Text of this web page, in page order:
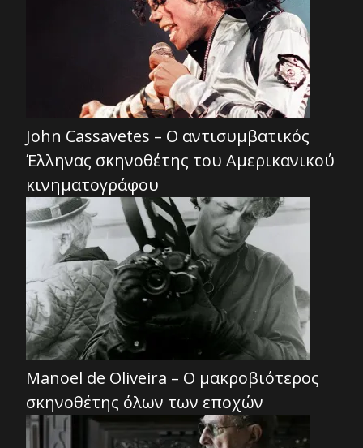
John Cassavetes – Ο αντισυμβατικός
Έλληνας σκηνοθέτης του Αμερικανικού
κινηματογράφου
Manoel de Oliveira – Ο μακροβιότερος
σκηνοθέτης όλων των εποχών